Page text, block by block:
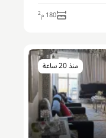
180م2
منذ 20 ساعة